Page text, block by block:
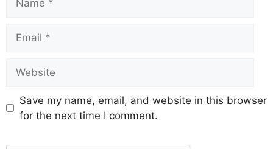
Save my name, email, and website in this browser
for the next time I comment.